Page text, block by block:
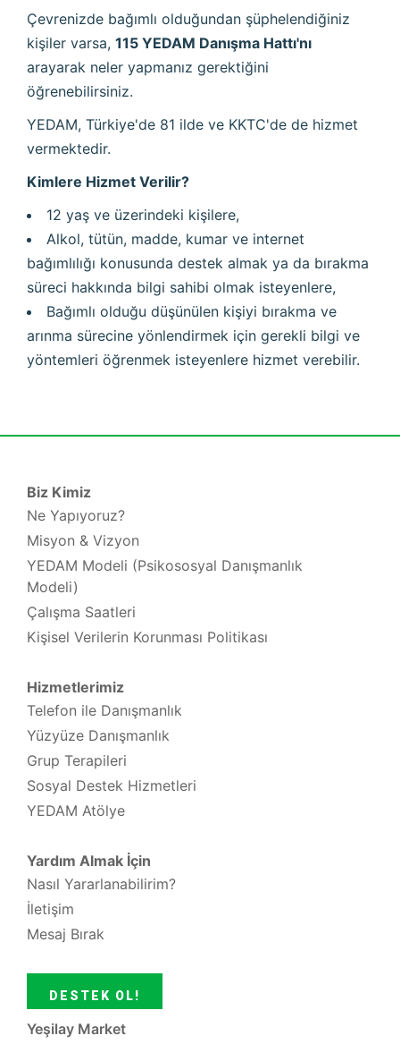
Çevrenizde bağımlı olduğundan şüphelendiğiniz
kişiler varsa, 115 YEDAM Danışma Hattı'nı
arayarak neler yapmanız gerektiğini
öğrenebilirsiniz.
YEDAM, Türkiye'de 81 ilde ve KKTC'de de hizmet
vermektedir.
Kimlere Hizmet Verilir?
12 yaş ve üzerindeki kişilere,
Alkol, tütün, madde, kumar ve internet
bağımlılığı konusunda destek almak ya da bırakma
süreci hakkında bilgi sahibi olmak isteyenlere,
Bağımlı olduğu düşünülen kişiyi bırakma ve
arınma sürecine yönlendirmek için gerekli bilgi ve
yöntemleri öğrenmek isteyenlere hizmet verebilir.
Biz Kimiz
Ne Yapıyoruz?
Misyon & Vizyon
YEDAM Modeli (Psikososyal Danışmanlık
Modeli)
Çalışma Saatleri
Kişisel Verilerin Korunması Politikası
Hizmetlerimiz
Telefon ile Danışmanlık
Yüzyüze Danışmanlık
Grup Terapileri
Sosyal Destek Hizmetleri
YEDAM Atölye
Yardım Almak İçin
Nasıl Yararlanabilirim?
İletişim
Mesaj Bırak
DESTEK OL!
Yeşilay Market